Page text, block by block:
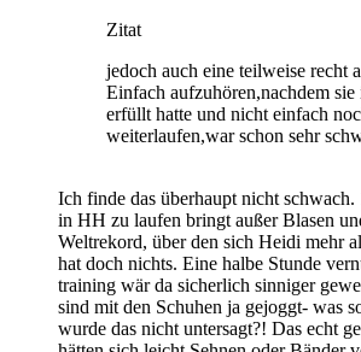
Zitat
jedoch auch eine teilweise recht
Einfach aufzuhören,nachdem
erfüllt hatte und nicht einfach
weiterlaufen,war schon sehr
Ich finde das überhaupt nicht
in HH zu laufen bringt außer Blasen
Weltrekord, über den sich Heidi mehr
hat doch nichts. Eine halbe Stunde
training wär da sicherlich sinniger
sind mit den Schuhen ja gejoggt- was
wurde das nicht untersagt?! Das echt